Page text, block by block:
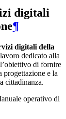
digitali
¶
digitali della
dedicato alla
di fornire
progettazione e la
cittadinanza.
operativo di